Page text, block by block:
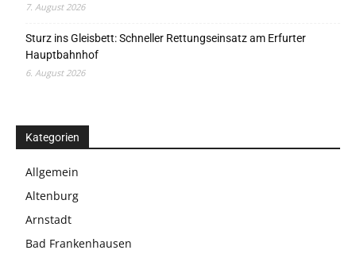
7. August 2026
Sturz ins Gleisbett: Schneller Rettungseinsatz am Erfurter
Hauptbahnhof
6. August 2026
Kategorien
Allgemein
Altenburg
Arnstadt
Bad Frankenhausen